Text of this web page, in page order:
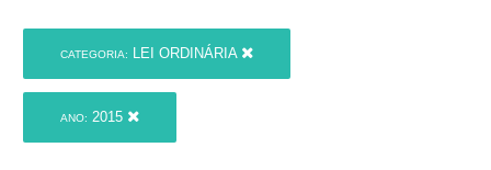
CATEGORIA: LEI ORDINÁRIA
ANO: 2015